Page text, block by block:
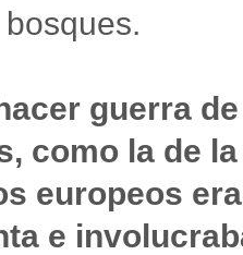
guerra de
como la de la
europeos era
e